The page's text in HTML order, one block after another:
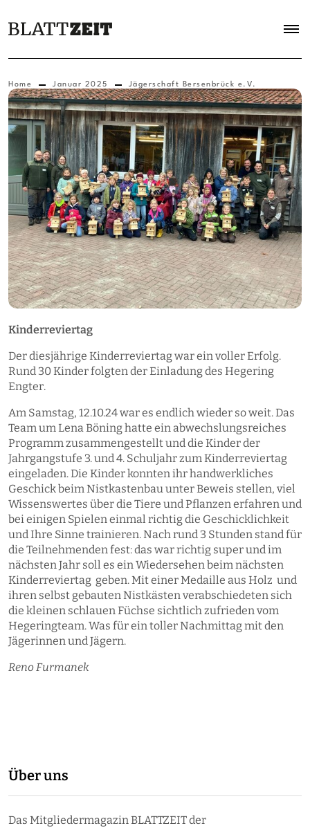
Home Januar 2025 Jägerschaft Bersenbrück e.V.
Kinderreviertag
Der diesjährige Kinderreviertag war ein voller Erfolg.
Rund 30 Kinder folgten der Einladung des Hegering
Engter.
Am Samstag, 12.10.24 war es endlich wieder so weit. Das
Team um Lena Böning hatte ein abwechslungsreiches
Programm zusammengestellt und die Kinder der
Jahrgangstufe 3. und 4. Schuljahr zum Kinderreviertag
eingeladen. Die Kinder konnten ihr handwerkliches
Geschick beim Nistkastenbau unter Beweis stellen, viel
Wissenswertes über die Tiere und Pflanzen erfahren und
bei einigen Spielen einmal richtig die Geschicklichkeit
und Ihre Sinne trainieren. Nach rund 3 Stunden stand für
die Teilnehmenden fest: das war richtig super und im
nächsten Jahr soll es ein Wiedersehen beim nächsten
Kinderreviertag geben. Mit einer Medaille aus Holz und
ihren selbst gebauten Nistkästen verabschiedeten sich
die kleinen schlauen Füchse sichtlich zufrieden vom
Hegeringteam. Was für ein toller Nachmittag mit den
Jägerinnen und Jägern.
Reno Furmanek
Über uns
Das Mitgliedermagazin BLATTZEIT der